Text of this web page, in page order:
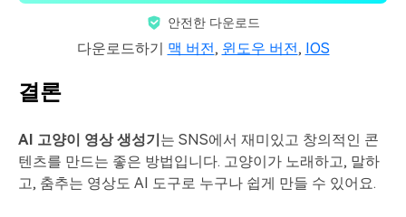
안전한 다운로드
다운로드하기 맥 버전, 윈도우 버전, IOS
결론
AI 고양이 영상 생성기는 SNS에서 재미있고 창의적인 콘
텐츠를 만드는 좋은 방법입니다. 고양이가 노래하고, 말하
고, 춤추는 영상도 AI 도구로 누구나 쉽게 만들 수 있어요.